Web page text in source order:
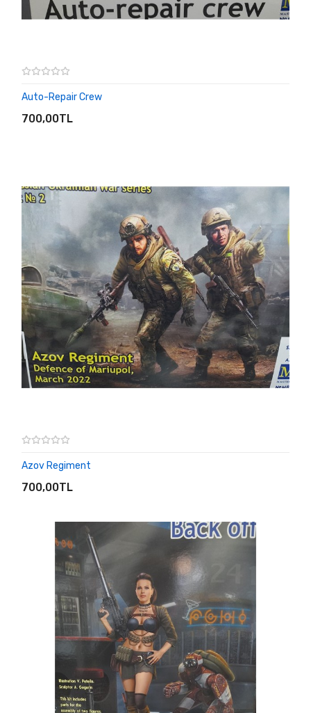
Auto-Repair Crew
700,00TL
SEPETE EKLE
Azov Regiment
700,00TL
SEPETE EKLE